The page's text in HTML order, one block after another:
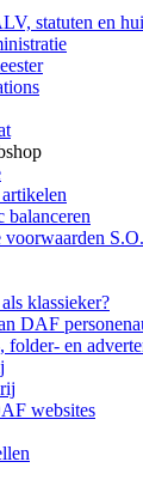
statuten en
balanceren
voorwaarden
klassieker?
DAF
folder- en
websites